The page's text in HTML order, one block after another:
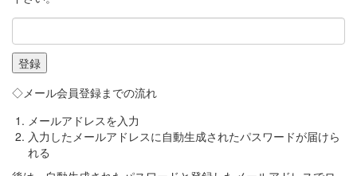
◇メール会員登録までの流れ
メールアドレスを入力
入力したメールアドレスに自動生成されたパスワードが届けら
れる